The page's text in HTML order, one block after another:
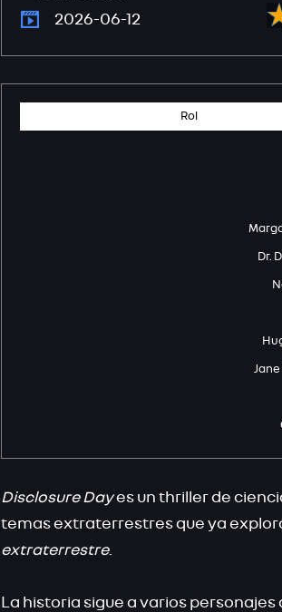
2026-06-12
Rol
Dr.
Disclosure Dayes un thriller de
temas extraterrestres que ya
extraterrestre.
La historia sigue a varios